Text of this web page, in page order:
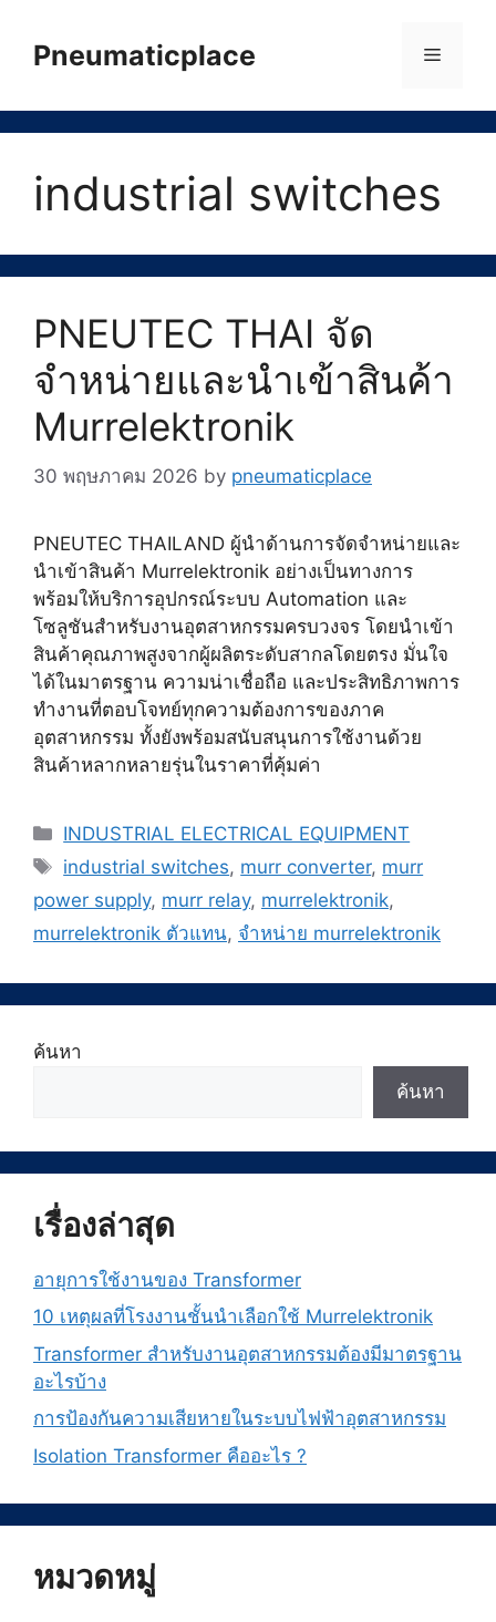
contentPneumaticplace Menu
industrial switches
PNEUTEC THAI จัด
จำหน่ายและนำเข้าสินค้า
Murrelektronik
30 พฤษภาคม 2026 by pneumaticplace
PNEUTEC THAILAND ผู้นำด้านการจัดจำหน่ายและ
นำเข้าสินค้า Murrelektronik อย่างเป็นทางการ
พร้อมให้บริการอุปกรณ์ระบบ Automation และ
โซลูชันสำหรับงานอุตสาหกรรมครบวงจร โดยนำเข้า
สินค้าคุณภาพสูงจากผู้ผลิตระดับสากลโดยตรง มั่นใจ
ได้ในมาตรฐาน ความน่าเชื่อถือ และประสิทธิภาพการ
ทำงานที่ตอบโจทย์ทุกความต้องการของภาค
อุตสาหกรรม ทั้งยังพร้อมสนับสนุนการใช้งานด้วย
สินค้าหลากหลายรุ่นในราคาที่คุ้มค่า
Categories
INDUSTRIAL ELECTRICAL EQUIPMENT
Tags
industrial switches, murr converter, murr
power supply, murr relay, murrelektronik,
murrelektronik ตัวแทน, จำหน่าย murrelektronik
ค้นหา
ค้นหา
เรื่องล่าสุด
อายุการใช้งานของ Transformer
10 เหตุผลที่โรงงานชั้นนำเลือกใช้ Murrelektronik
Transformer สำหรับงานอุตสาหกรรมต้องมีมาตรฐาน
อะไรบ้าง
การป้องกันความเสียหายในระบบไฟฟ้าอุตสาหกรรม
Isolation Transformer คืออะไร ?
หมวดหมู่